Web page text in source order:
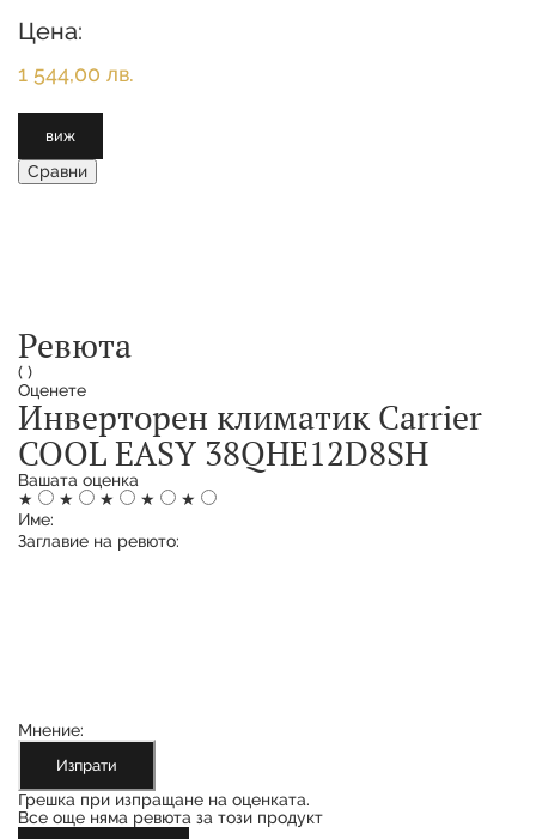
Цена:
1 544,00 лв.
виж
Сравни
Ревюта
( )
Оценете
Инверторен климатик Carrier
COOL EASY 38QHE12D8SH
Вашата оценка
★
★ ★ ★
★
Име:
Заглавие на ревюто:
Мнение:
Изпрати
Грешка при изпращане на оценката.
Все още няма ревюта за този продукт